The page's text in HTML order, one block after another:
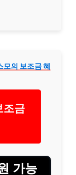
의 보조금 혜
금
가능